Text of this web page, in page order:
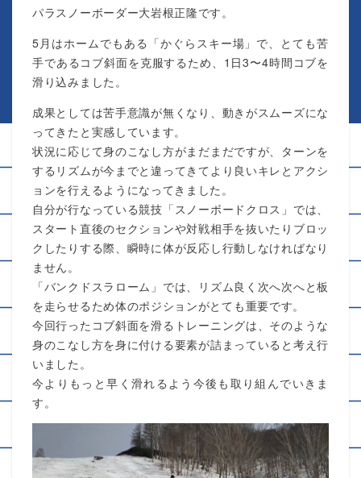
パラスノーボーダー大岩根正隆です。
5月はホームでもある「かぐらスキー場」で、とても苦
手であるコブ斜面を克服するため、1日3〜4時間コブを
滑り込みました。
成果としては苦手意識が無くなり、動きがスムーズにな
ってきたと実感しています。
状況に応じて身のこなし方がまだまだですが、ターンを
するリズムが今までと違ってきてより良いキレとアクシ
ョンを行えるようになってきました。
自分が行なっている競技「スノーボードクロス」では、
スタート直後のセクションや対戦相手を抜いたりブロッ
クしたりする際、瞬時に体が反応し行動しなければなり
ません。
「バンクドスラローム」では、リズム良く次へ次へと板
を走らせるため体のポジションがとても重要です。
今回行ったコブ斜面を滑るトレーニングは、そのような
身のこなし方を身に付ける要素が詰まっていると考え行
いました。
今よりもっと早く滑れるよう今後も取り組んでいきま
す。